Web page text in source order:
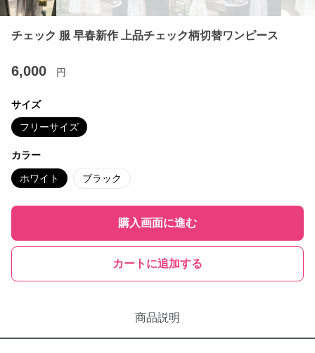
チェック 服 早春新作 上品チェック柄切替ワンピース
6,000 円
サイズ
フリーサイズ
カラー
ホワイト ブラック
購入画面に進む
カートに追加する
商品説明